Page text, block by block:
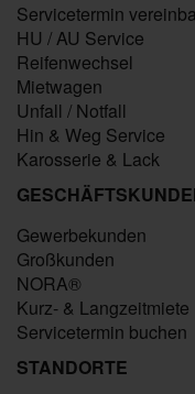
Servicetermin
HU / AU Service
Reifenwechsel
Mietwagen
Unfall / Notfall
Hin & Weg Service
Karosserie & Lack
Gewerbekunden
Großkunden
NORA®
Kurz- & Langzeitmiete
Servicetermin buchen
STANDORTE